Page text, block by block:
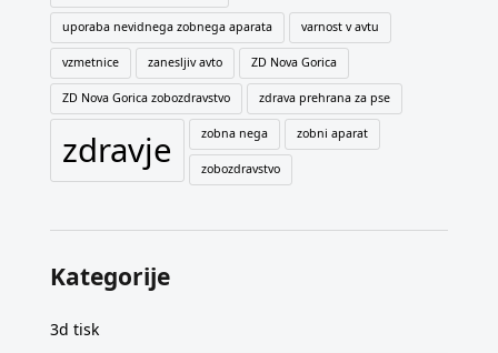
uporaba nevidnega zobnega aparata varnost v avtu
vzmetnice zanesljiv avto ZD Nova Gorica
ZD Nova Gorica zobozdravstvo zdrava prehrana za pse
zdravje zobna nega zobni aparat
zobozdravstvo
Kategorije
3d tisk